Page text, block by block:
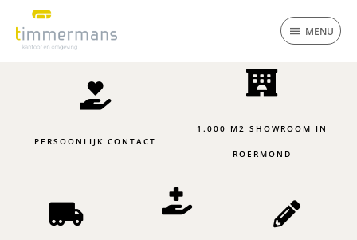
inhoud
MENU
PERSOONLIJK CONTACT
1.000 M2 SHOWROOM IN
ROERMOND